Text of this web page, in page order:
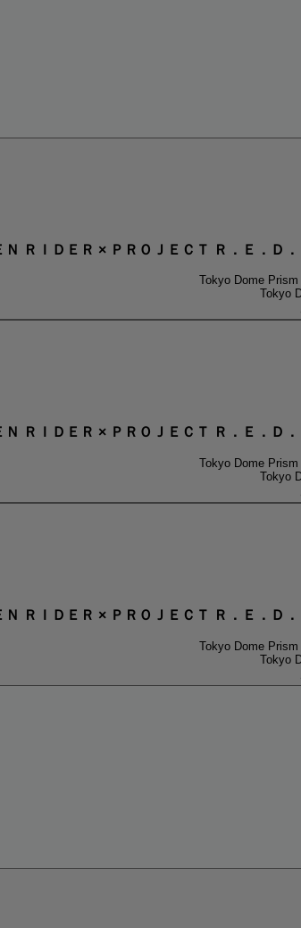
Ｎ ＲＩＤＥＲ × ＰＲＯＪＥＣＴ Ｒ．Ｅ．Ｄ
Tokyo Dome Prism
Tokyo
Ｎ ＲＩＤＥＲ × ＰＲＯＪＥＣＴ Ｒ．Ｅ．Ｄ
Tokyo Dome Prism
Tokyo
Ｎ ＲＩＤＥＲ × ＰＲＯＪＥＣＴ Ｒ．Ｅ．Ｄ
Tokyo Dome Prism
Tokyo